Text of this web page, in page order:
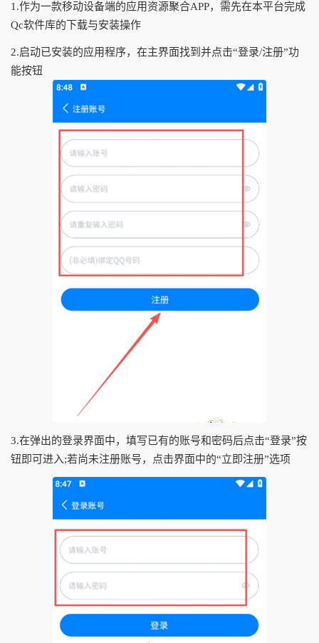
1.作为一款移动设备端的应用资源聚合APP，需先在本平台完成
Qc软件库的下载与安装操作
2.启动已安装的应用程序，在主界面找到并点击“登录/注册”功
能按钮
3.在弹出的登录界面中，填写已有的账号和密码后点击“登录”按
钮即可进入;若尚未注册账号，点击界面中的“立即注册”选项